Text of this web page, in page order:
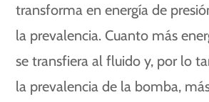
transforma en energía de
la prevalencia. Cuanto más
se transfiera al fluido y, por lo
la prevalencia de la bomba,